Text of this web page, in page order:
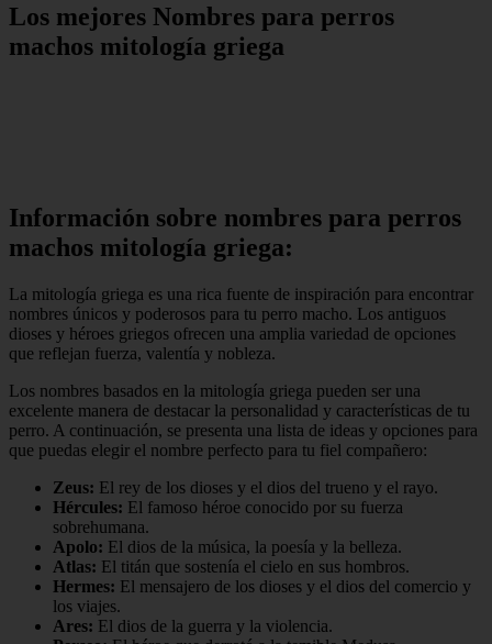
Los mejores Nombres para perros
machos mitología griega
Información sobre nombres para perros
machos mitología griega:
La mitología griega es una rica fuente de inspiración para encontrar
nombres únicos y poderosos para tu perro macho. Los antiguos
dioses y héroes griegos ofrecen una amplia variedad de opciones
que reflejan fuerza, valentía y nobleza.
Los nombres basados en la mitología griega pueden ser una
excelente manera de destacar la personalidad y características de tu
perro. A continuación, se presenta una lista de ideas y opciones para
que puedas elegir el nombre perfecto para tu fiel compañero:
Zeus: El rey de los dioses y el dios del trueno y el rayo.
Hércules: El famoso héroe conocido por su fuerza
sobrehumana.
Apolo: El dios de la música, la poesía y la belleza.
Atlas: El titán que sostenía el cielo en sus hombros.
Hermes: El mensajero de los dioses y el dios del comercio y
los viajes.
Ares: El dios de la guerra y la violencia.